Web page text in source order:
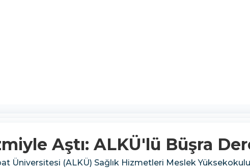
Aştı: ALKÜ'lü Büşra
Üniversitesi (ALKÜ) Sağlık Hizmetleri Meslek